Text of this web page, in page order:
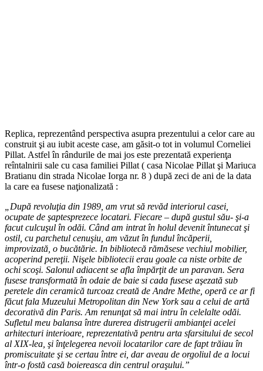
Replica, reprezentând perspectiva asupra prezentului a celor care au
construit şi au iubit aceste case, am găsit-o tot in volumul Corneliei
Pillat. Astfel în rândurile de mai jos este prezentată experienţa
reîntalnirii sale cu casa familiei Pillat ( casa Nicolae Pillat şi Mariuca
Bratianu din strada Nicolae Iorga nr. 8 ) după zeci de ani de la data
la care ea fusese naţionalizată :
„După revoluţia din 1989, am vrut să revăd interiorul casei,
ocupate de şaptesprezece locatari. Fiecare – după gustul său- şi-a
facut culcuşul în odăi. Când am intrat în holul devenit întunecat şi
ostil, cu parchetul cenuşiu, am văzut în fundul încăperii,
improvizată, o bucătărie. In bibliotecă rămăsese vechiul mobilier,
acoperind pereţii. Nişele bibliotecii erau goale ca niste orbite de
ochi scoşi. Salonul adiacent se afla împărţit de un paravan. Sera
fusese transformată în odaie de baie si cada fusese aşezată sub
peretele din ceramică turcoaz creată de Andre Methe, operă ce ar fi
făcut fala Muzeului Metropolitan din New York sau a celui de artă
decorativă din Paris. Am renunţat să mai intru în celelalte odăi.
Sufletul meu balansa între durerea distrugerii ambianţei acelei
arhitecturi interioare, reprezentativă pentru arta sfarsitului de secol
al XIX-lea, şi înţelegerea nevoii locatarilor care de fapt trăiau în
promiscuitate şi se certau între ei, dar aveau de orgoliul de a locui
într-o fostă casă boiereasca din centrul oraşului.”